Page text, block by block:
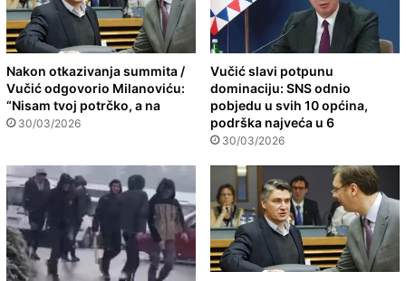
Nakon otkazivanja summita /
Vučić odgovorio Milanoviću:
“Nisam tvoj potrčko, a na
30/03/2026
Vučić slavi potpunu
dominaciju: SNS odnio
pobjedu u svih 10 općina,
podrška najveća u 6
30/03/2026